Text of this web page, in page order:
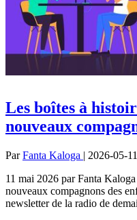
Les boîtes à
nouveaux
ParFanta Kaloga | 2026-05-
11 mai 2026 par Fanta
nouveaux compagnons des
newsletter de la radio de